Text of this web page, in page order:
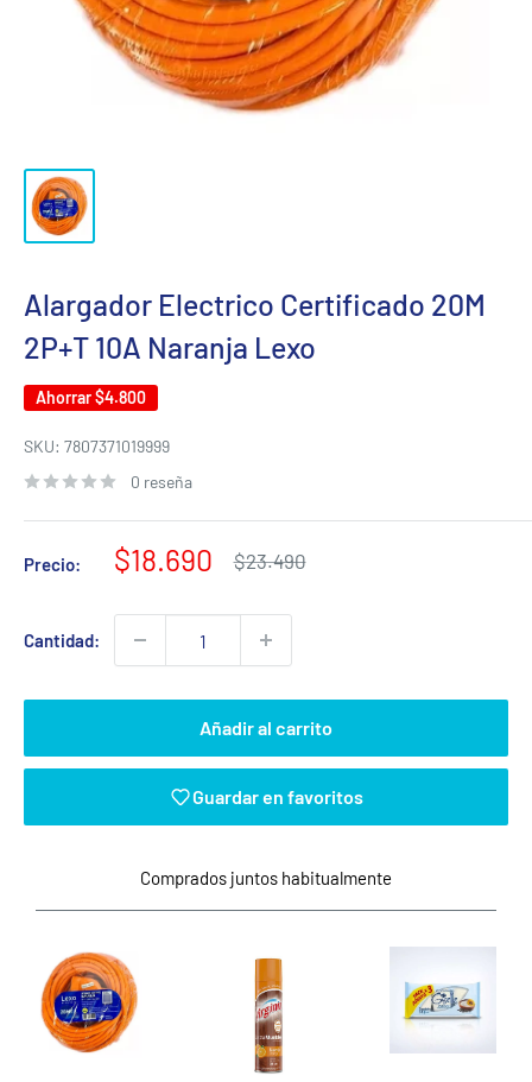
Alargador Electrico Certificado 20M
2P+T 10A Naranja Lexo
Ahorrar$4.800
SKU: 7807371019999
0 reseña
Precio:
Precio
venta
$18.690
Precio
$23.490
Cantidad:
Añadir al carrito
Guardar en favoritos
Comprados juntos habitualmente